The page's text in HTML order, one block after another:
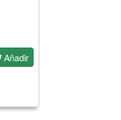
Añadir